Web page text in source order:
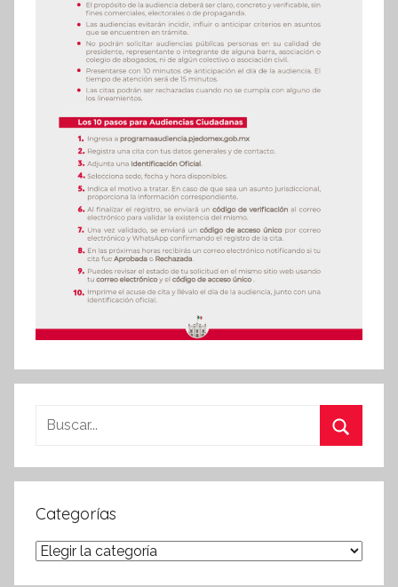
Buscar:
Categorías
Categorías